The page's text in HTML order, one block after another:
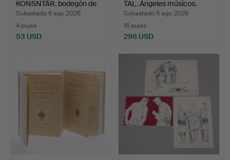
KONSNTÄR. bodegón de
flores,…
Subastado 6 ago 2026
4 pujas
53 USD
TAL. Ángeles músicos.
Subastado 5 ago 2026
16 pujas
296 USD